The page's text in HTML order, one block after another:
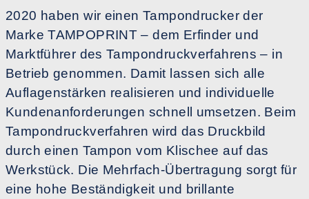
2020 haben wir einen Tampondrucker der
Marke TAMPOPRINT – dem Erfinder und
Marktführer des Tampondruckverfahrens – in
Betrieb genommen. Damit lassen sich alle
Auflagenstärken realisieren und individuelle
Kundenanforderungen schnell umsetzen. Beim
Tampondruckverfahren wird das Druckbild
durch einen Tampon vom Klischee auf das
Werkstück. Die Mehrfach-Übertragung sorgt für
eine hohe Beständigkeit und brillante